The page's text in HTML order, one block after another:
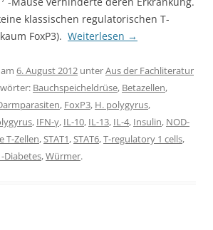
klassischen regulatorischen T-
FoxP3). Weiterlesen →
6. August 2012 unterAus der Fachliteratur
Bauchspeicheldrüse, Betazellen,
, FoxP3, H. polygyrus,
, IFN-γ, IL-10, IL-13, IL-4, Insulin, NOD-
T-Zellen,STAT1,STAT6,T-regulatory 1 cells,
Diabetes,Würmer.